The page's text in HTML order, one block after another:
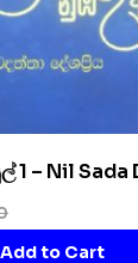
– Nil Sada
Add to Cart